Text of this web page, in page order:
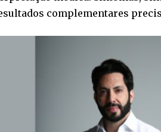
complementares